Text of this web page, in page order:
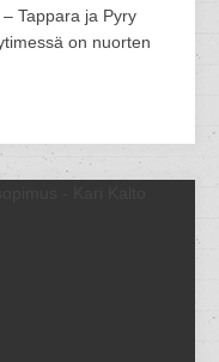
Tappara ja Pyry
on nuorten